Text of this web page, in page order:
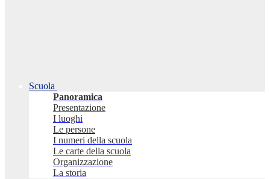
Scuola
Panoramica
Presentazione
I luoghi
Le persone
I numeri della scuola
Le carte della scuola
Organizzazione
La storia